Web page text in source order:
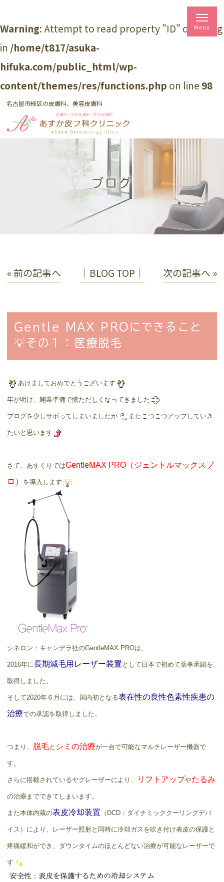
Warning: Attempt to read property "ID" on string
in /home/t817/asuka-
hifuka.com/public_html/wp-
content/themes/res/functions.php on line 98
名古屋市緑区の皮膚科、美容皮膚科
ブログ
« 前の記事へ │BLOG TOP│ 次の記事へ »
Gentle MAX PROにできること
💡その１：医療脱毛
あけましておめでとうございます
年が明け、開業準備で慌ただしくなってきました
ブログを少しサボってしまいましたが またこつこつアップしていき
たいと思います
さて、あすくりではGentleMAX PRO（ジェントルマックスプ
ロ）
を導入します
シネロン・キャンデラ社のGentleMAX PROは、
2016年に長期減毛用レーザー装置 として日本で初めて薬事承認を
取得しました。
そして2020年６月には、国内初となる表在性の良性色素性疾患の
治療での承認を取得しました。
つまり、 脱毛と シミの治療が一台で可能なマルチレーザー機器で
す。
さらに搭載されているヤグレーザーにより、 リフトアップやたるみ
の治療までできてしまいます。
また本体内蔵の表皮冷却装置 （DCD：ダイナミッククーリングデバ
イス）により、レーザー照射と同時に冷却ガスを吹き付け表皮の保護と
疼痛緩和ができ、ダウンタイムのほとんどない治療が可能なレーザーで
す